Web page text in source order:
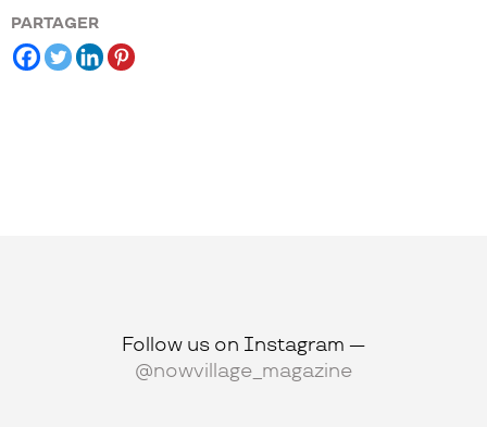
PARTAGER
Follow us on Instagram —
@nowvillage_magazine